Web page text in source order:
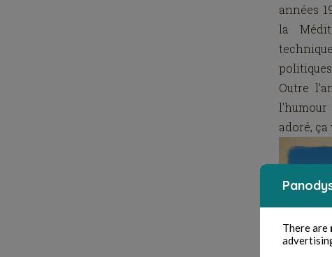
années
la
Outre
adoré,
There are